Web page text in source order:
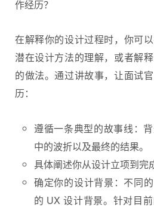
作经历？
在解释你的设计过程时，你可
潜在设计方法的理解，或者解
的做法。通过讲故事，让面试
历：
遵循一条典型的故事线：
中的波折以及最终的结果。
具体阐述你从设计立项到完
确定你的设计背景：不同
的 UX 设计背景。针对目